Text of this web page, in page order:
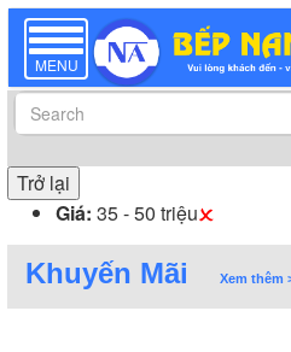
TOGGLE
NAVIGATION
MENU
Trở lại
Giá: 35 - 50 triệu
Khuyến Mãi Xem thêm